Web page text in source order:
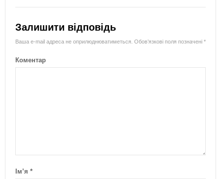
Залишити відповідь
Ваша e-mail адреса не оприлюднюватиметься. Обов’язкові поля позначені *
Коментар
Ім’я *